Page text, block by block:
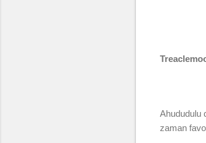
Ahududulu
zaman